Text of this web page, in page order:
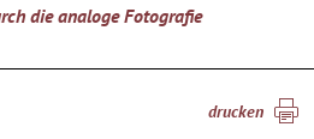
die analoge Fotografie
drucken